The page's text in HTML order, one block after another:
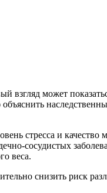
может
стресса и качество
сосудистых
веса.
снизить риск